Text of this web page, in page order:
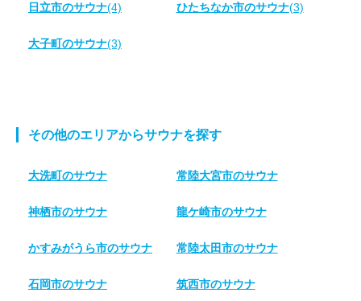
日立市のサウナ(4) ひたちなか市のサウナ(3)
大子町のサウナ(3)
その他のエリアからサウナを探す
大洗町のサウナ 常陸大宮市のサウナ
神栖市のサウナ 龍ケ崎市のサウナ
かすみがうら市のサウナ 常陸太田市のサウナ
石岡市のサウナ 筑西市のサウナ